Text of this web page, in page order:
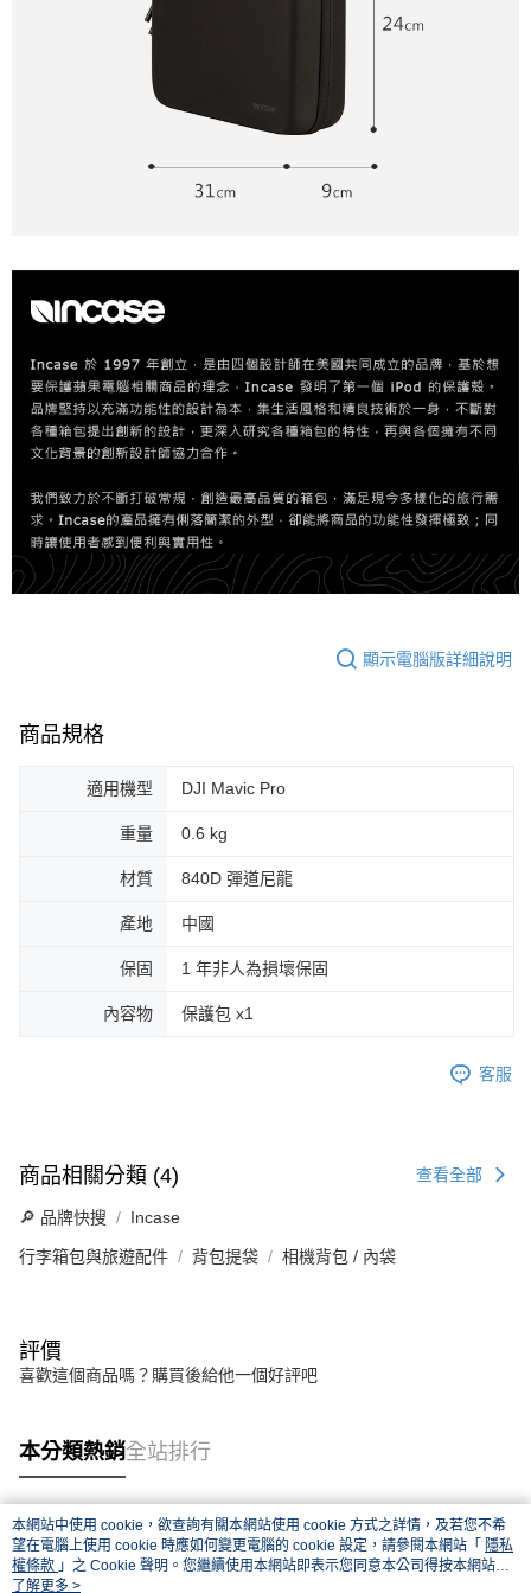
顯示電腦版詳細說明
商品規格
適用機型 DJI Mavic Pro
重量 0.6 kg
材質 840D 彈道尼龍
產地 中國
保固 1 年非人為損壞保固
內容物 保護包 x1
客服
商品相關分類 (4) 查看全部
🔎 品牌快搜 Incase
行李箱包與旅遊配件 背包提袋 相機背包 / 內袋
評價
喜歡這個商品嗎？購買後給他一個好評吧
本分類熱銷全站排行
熱門標籤
本網站中使用 cookie，欲查詢有關本網站使用 cookie 方式之詳情，及若您不希
望在電腦上使用 cookie 時應如何變更電腦的 cookie 設定，請參閱本網站「 隱私
權條款 」之 Cookie 聲明。您繼續使用本網站即表示您同意本公司得按本網站使
用條款之 Cookie 聲明使用 cookie。
了解更多 >